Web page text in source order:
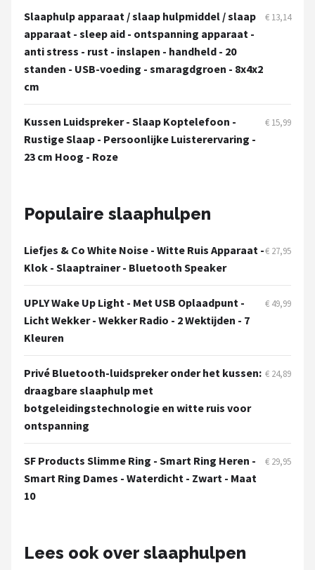
Slaaphulp apparaat / slaap hulpmiddel / slaap
apparaat - sleep aid - ontspanning apparaat -
anti stress - rust - inslapen - handheld - 20
standen - USB-voeding - smaragdgroen - 8x4x2
cm
€ 13,14
Kussen Luidspreker - Slaap Koptelefoon -
Rustige Slaap - Persoonlijke Luisterervaring -
23 cm Hoog - Roze
€ 15,99
Populaire slaaphulpen
Liefjes & Co White Noise - Witte Ruis Apparaat -
Klok - Slaaptrainer - Bluetooth Speaker
€ 27,95
UPLY Wake Up Light - Met USB Oplaadpunt -
Licht Wekker - Wekker Radio - 2 Wektijden - 7
Kleuren
€ 49,99
Privé Bluetooth-luidspreker onder het kussen:
draagbare slaaphulp met
botgeleidingstechnologie en witte ruis voor
ontspanning
€ 24,89
SF Products Slimme Ring - Smart Ring Heren -
Smart Ring Dames - Waterdicht - Zwart - Maat
10
€ 29,95
Lees ook over slaaphulpen